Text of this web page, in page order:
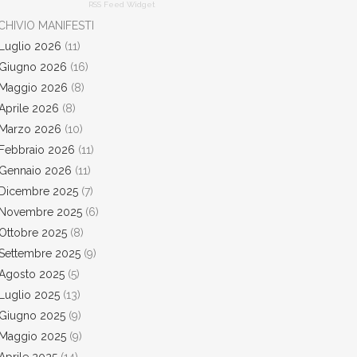
RSS Feed Widget
MANIFESTI
2026 (11)
2026 (16)
2026 (8)
2026 (8)
2026 (10)
2026 (11)
2026 (11)
2025 (7)
2025 (6)
2025 (8)
2025 (9)
2025 (5)
2025 (13)
2025 (9)
2025 (9)